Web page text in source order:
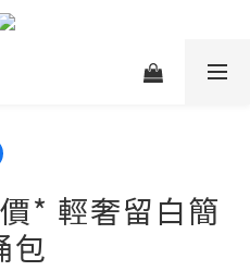
* 輕奢留白簡
包